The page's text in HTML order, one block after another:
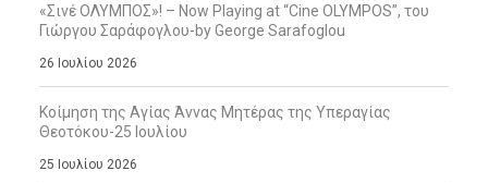
«Σινέ ΟΛΥΜΠΟΣ»! – Now Playing at “Cine OLYMPOS”, του
Γιώργου Σαράφογλου-by George Sarafoglou
26 Ιουλίου 2026
Κοίμηση της Αγίας Άννας Μητέρας της Υπεραγίας
Θεοτόκου-25 Ιουλίου
25 Ιουλίου 2026